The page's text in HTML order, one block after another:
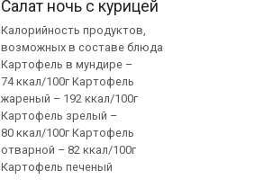
Салат ночь с курицей
Калорийность продуктов,
возможных в составе блюда
Картофель в мундире –
74 ккал/100г Картофель
жареный – 192 ккал/100г
Картофель зрелый –
80 ккал/100г Картофель
отварной – 82 ккал/100г
Картофель печеный